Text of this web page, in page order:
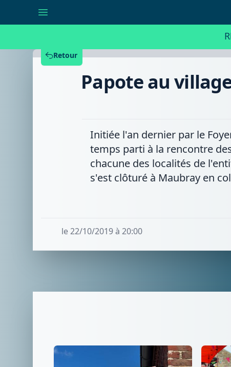
Retour
Papote au
Initiée l'an dernier par le
temps parti à la rencontre
chacune des localités de
s'est clôturé à Maubray en
le 22/10/2019 à 20:00